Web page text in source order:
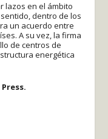
lazos en el ámbito
dentro de los
un acuerdo entre
A su vez, la firma
de centros de
energética